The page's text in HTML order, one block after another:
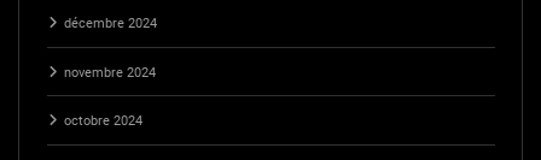
décembre 2024
novembre 2024
octobre 2024